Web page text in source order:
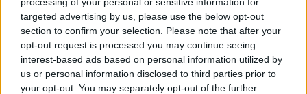
targeted advertising by us, please use the below opt-out
section to confirm your selection. Please note that after your
opt-out request is processed you may continue seeing
interest-based ads based on personal information utilized by
us or personal information disclosed to third parties prior to
your opt-out. You may separately opt-out of the further
grazie a BBC Studios eAmazon, ho l’occasione di portarla proprio in
quella direzione. Ho coinvolto meravigliosi collaboratori e John
Finnemore, è salito a bordo per portare il testimone insieme a me. Ci
sono moltissime domande che le persone hanno fatto riguardo a ciò
che è successo dopo (e anche a ciò che è successo prima) ai nostri